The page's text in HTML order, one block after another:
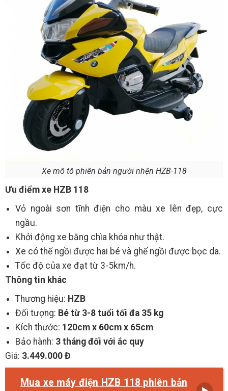
Xe mô tô phiên bản người nhện HZB-118
Ưu điểm xe HZB 118
Vỏ ngoài sơn tĩnh điện cho màu xe lên đẹp, cực
ngầu.
Khởi động xe bằng chìa khóa như thật.
Xe có thể ngồi được hai bé và ghế ngồi được bọc da.
Tốc độ của xe đạt từ 3-5km/h.
Thông tin khác
Thương hiệu: HZB
Đối tượng: Bé từ 3-8 tuổi tối đa 35 kg
Kích thước: 120cm x 60cm x 65cm
Bảo hành: 3 tháng đối với ắc quy
Giá: 3.449.000 Đ
Mua xe máy điện HZB 118 phiên bản